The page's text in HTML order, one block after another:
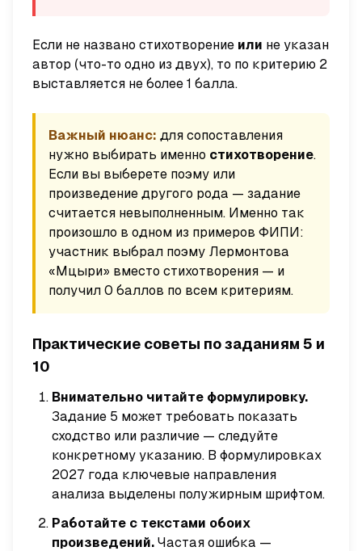
Если не названо стихотворение или не указан
автор (что-то одно из двух), то по критерию 2
выставляется не более 1 балла.
Важный нюанс: для сопоставления
нужно выбирать именно стихотворение.
Если вы выберете поэму или
произведение другого рода — задание
считается невыполненным. Именно так
произошло в одном из примеров ФИПИ:
участник выбрал поэму Лермонтова
«Мцыри» вместо стихотворения — и
получил 0 баллов по всем критериям.
Практические советы по заданиям 5 и
10
Внимательно читайте формулировку.
Задание 5 может требовать показать
сходство или различие — следуйте
конкретному указанию. В формулировках
2027 года ключевые направления
анализа выделены полужирным шрифтом.
Работайте с текстами обоих
произведений. Частая ошибка —